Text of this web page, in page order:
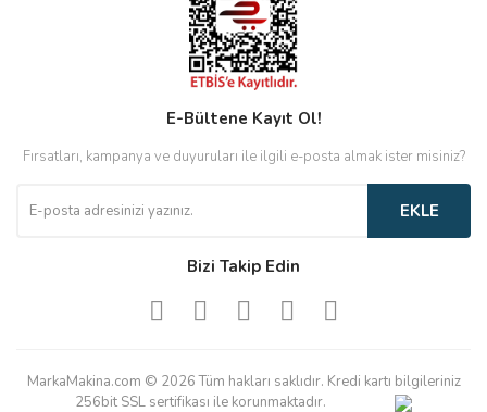
E-Bültene Kayıt Ol!
Fırsatları, kampanya ve duyuruları ile ilgili e-posta almak ister misiniz?
EKLE
Bizi Takip Edin
MarkaMakina.com © 2026 Tüm hakları saklıdır. Kredi kartı bilgileriniz
256bit SSL sertifikası ile korunmaktadır.